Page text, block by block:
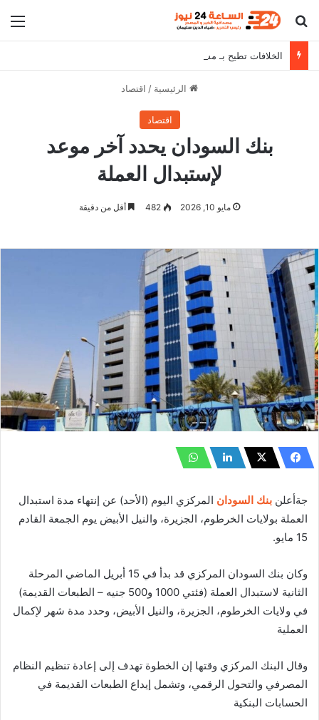
بحث عن
الخلافات تطيح بـ مسؤولين من حكومة كامل إدريس
الرئيسية / اقتصاد
اقتصاد
بنك السودان يحدد آخر موعد
لإستبدال العملة
مايو 10, 2026 482 أقل من دقيقة
جةأعلن بنك السودان المركزي اليوم (الأحد) عن إنتهاء مدة استبدال
العملة بولايات الخرطوم، الجزيرة، والنيل الأبيض يوم الجمعة القادم
15 مايو.
وكان بنك السودان المركزي قد بدأ في 15 أبريل الماضي المرحلة
الثانية لاستبدال العملة (فئتي 1000 و500 جنيه – الطبعات القديمة)
في ولايات الخرطوم، الجزيرة، والنيل الأبيض، وحدد مدة شهر لإكمال
العملية
وقال البنك المركزي وقتها إن الخطوة تهدف إلى إعادة تنظيم النظام
المصرفي والتحول الرقمي، وتشمل إيداع الطبعات القديمة في
الحسابات البنكية